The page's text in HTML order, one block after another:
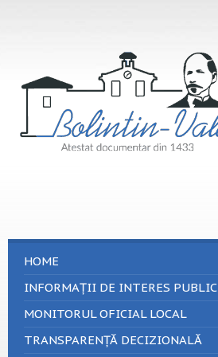
HOME
INFORMAȚII DE INTERES PUBLIC
MONITORUL OFICIAL LOCAL
TRANSPARENȚĂ DECIZIONALĂ